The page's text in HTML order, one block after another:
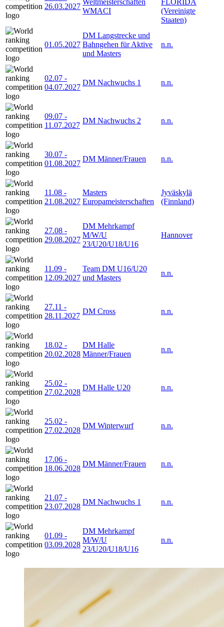
26.03.2027
Weltmeisterschaften
WMACI
FLORIDA
(Vereinigte
Staaten)
01.05.2027
DM Langstrecke und
Bahngehen für Aktive
und Masters
n.n.
02.07 -
04.07.2027
DM Nachwuchs 1 n.n.
09.07 -
11.07.2027
DM Nachwuchs 2 n.n.
30.07 -
01.08.2027
DM Männer/Frauen n.n.
11.08 -
21.08.2027
Masters
Europameisterschaften
Jyväskylä
(Finnland)
27.08 -
29.08.2027
DM Mehrkampf
M/W/U
23/U20/U18/U16
Hannover
11.09 -
12.09.2027
Team DM U16/U20
und Masters
n.n.
27.11 -
28.11.2027
DM Cross n.n.
18.02 -
20.02.2028
DM Halle
Männer/Frauen
n.n.
25.02 -
27.02.2028
DM Halle U20 n.n.
25.02 -
27.02.2028
DM Winterwurf n.n.
17.06 -
18.06.2028
DM Männer/Frauen n.n.
21.07 -
23.07.2028
DM Nachwuchs 1 n.n.
01.09 -
03.09.2028
DM Mehrkampf
M/W/U
23/U20/U18/U16
n.n.